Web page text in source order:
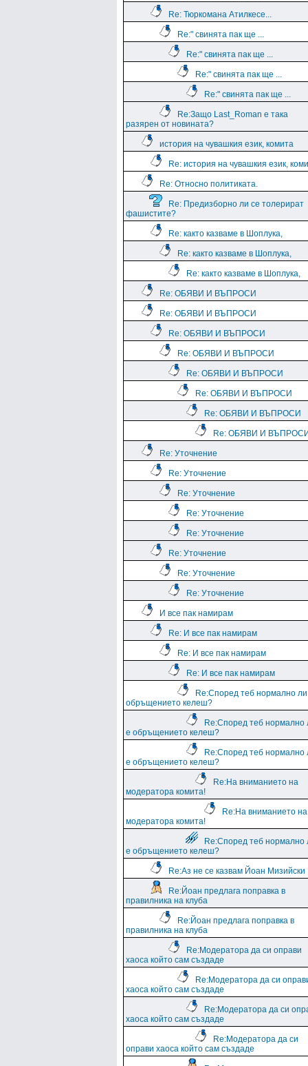
Re: Тюркомана Атилкесе...
Re:" свинята пак ще ...
Re:" свинята пак ще ...
Re:" свинята пак ще ...
Re:" свинята пак ще ...
Re:Защо Last_Roman e така
разярен от новината?
история на чувашкия език, комита
Re: история на чувашкия език,
Re: Относно политиката.
Re: Предизборно ли се толерират
фашистите?
Re: както казваме в Шоплука,
Re: както казваме в Шоплука,
Re: както казваме в Шоплука,
Re: ОБЯВИ И ВЪПРОСИ
Re: ОБЯВИ И ВЪПРОСИ
Re: ОБЯВИ И ВЪПРОСИ
Re: ОБЯВИ И ВЪПРОСИ
Re: ОБЯВИ И ВЪПРОСИ
Re: ОБЯВИ И ВЪПРОСИ
Re: ОБЯВИ И ВЪПРОСИ
Re: ОБЯВИ И
Re: Уточнение
Re: Уточнение
Re: Уточнение
Re: Уточнение
Re: Уточнение
Re: Уточнение
Re: Уточнение
Re: Уточнение
И все пак намирам
Re: И все пак намирам
Re: И все пак намирам
Re: И все пак намирам
Re:Според теб нормално
обръщението келеш?
Re:Според теб нормално
е обръщението келеш?
Re:Според теб нормално
е обръщението келеш?
Re:На вниманието на
модератора комита!
Re:На вниманието на
модератора комита!
Re:Според теб нормално
е обръщението келеш?
Re:Аз не се казвам Йоан Мизийски
Re:Йоан предлага поправка в
правилника на клуба
Re:Йоан предлага поправка в
правилника на клуба
Re:Модератора да си оправи
хаоса който сам създаде
Re:Модератора да си
хаоса който сам създаде
Re:Модератора да си
хаоса който сам създаде
Re:Модератора да си
оправи хаоса който сам създаде